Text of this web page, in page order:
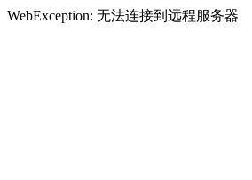
WebException: 无法连接到远程服务器